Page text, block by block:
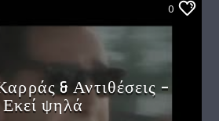
0
& Αντιθέσεις –
Εκεί ψηλά